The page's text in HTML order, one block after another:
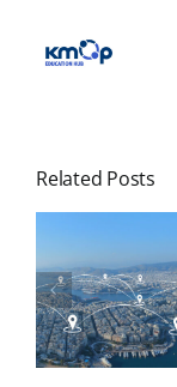
Related Posts
το